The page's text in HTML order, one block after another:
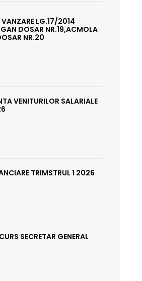
VANZARE LG.17/2014
DOSAR NR.19,ACMOLA
NR.20
VENITURILOR SALARIALE
TRIMSTRUL 1 2026
SECRETAR GENERAL